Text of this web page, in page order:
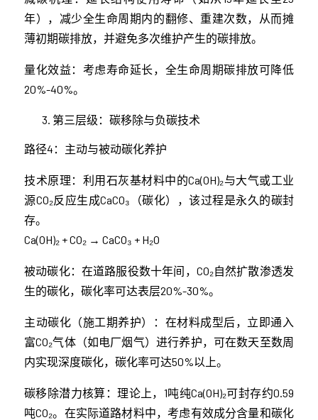
年），减少全生命周期内的翻修、重建次数，从而摊
薄初期碳排放，并避免多次维护产生的碳排放。
量化效益：考虑寿命延长，全生命周期碳排放可降低
20%-40%。
第三层级：碳移除与负碳技术
路径4：主动与被动碳化养护
技术原理：利用石灰基材料中的Ca(OH)₂与大气或工业
源CO₂反应生成CaCO₃（碳化），该过程是永久的碳封
存。
Ca(OH)₂ + CO₂ → CaCO₃ + H₂O
被动碳化：在道路服役数十年间，CO₂自然扩散渗透发
生的碳化，碳化率可达表层20%-30%。
主动碳化（施工期养护）：在材料成型后，立即通入
富CO₂气体（如电厂烟气）进行养护，可在数天至数周
内实现深度碳化，碳化率可达50%以上。
碳移除潜力核算：理论上，1吨纯Ca(OH)₂可封存约0.59
吨CO₂。在实际道路材料中，考虑有效成分含量和碳化